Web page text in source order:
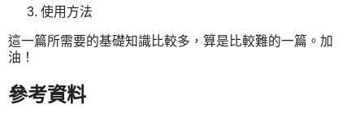
使用方法
這一篇所需要的基礎知識比較多，算是比較難的一篇。加
油！
參考資料